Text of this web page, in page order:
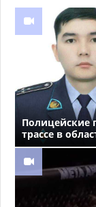
Полицейские
трассе в